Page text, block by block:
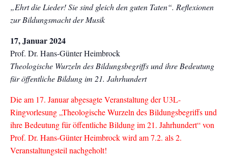
„Ehrt die Lieder! Sie sind gleich den guten Taten“. Reflexionen
zur Bildungsmacht der Musik
17, Januar 2024
Prof. Dr. Hans-Günter Heimbrock
Theologische Wurzeln des Bildungsbegriffs und ihre Bedeutung
für öffentliche Bildung im 21. Jahrhundert
Die am 17. Januar abgesagte Veranstaltung der U3L-
Ringvorlesung „Theologische Wurzeln des Bildungsbegriffs und
ihre Bedeutung für öffentliche Bildung im 21. Jahrhundert“ von
Prof. Dr. Hans-Günter Heimbrock wird am 7.2. als 2.
Veranstaltungsteil nachgeholt!